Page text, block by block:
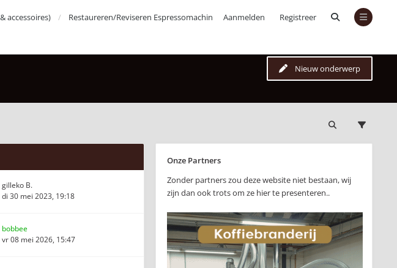
Aanmelden Registreer
accessoires) Restaureren/Reviseren Espressomachines
Nieuw onderwerp
gilleko B.
di 30 mei 2023, 19:18
bobbee
vr 08 mei 2026, 15:47
Onze Partners
Zonder partners zou deze website niet bestaan, wij
zijn dan ook trots om ze hier te presenteren..